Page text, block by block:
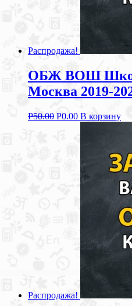
Распродажа!
ОБЖ ВОШ
Москва 2019-
Р50.00 Р0.00 В корзину
Распродажа!